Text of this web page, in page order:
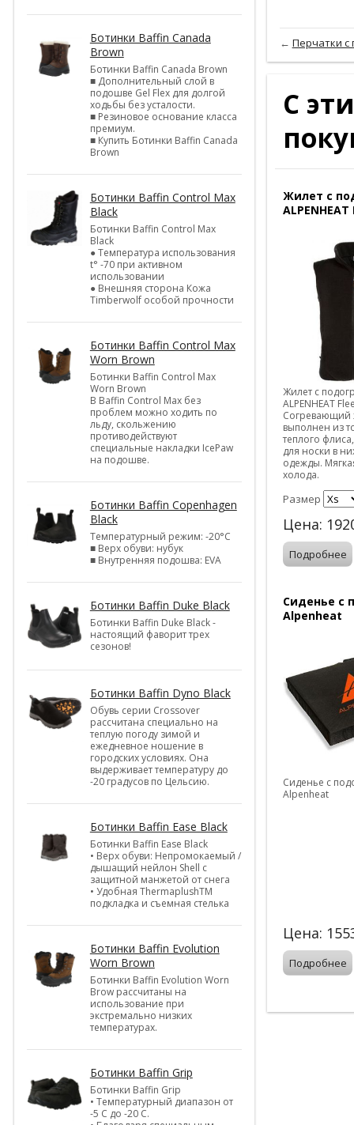
Ботинки Baffin Canada
Brown
Ботинки Baffin Canada Brown
■ Дополнительный слой в
подошве Gel Flex для долгой
ходьбы без усталости.
■ Резиновое основание класса
премиум.
■ Купить Ботинки Baffin Canada
Brown
Ботинки Baffin Control Max
Black
Ботинки Baffin Control Max
Black
● Температура использования
t° -70 при активном
использовании
● Внешняя сторона Кожа
Timberwolf особой прочности
Ботинки Baffin Control Max
Worn Brown
Ботинки Baffin Control Max
Worn Brown
В Baffin Control Max без
проблем можно ходить по
льду, скольжению
противодействуют
специальные накладки IcePaw
на подошве.
Ботинки Baffin Copenhagen
Black
Температурный режим: -20°С
■ Верх обуви: нубук
■ Внутренняя подошва: EVA
Ботинки Baffin Duke Black
Ботинки Baffin Duke Black -
настоящий фаворит трех
сезонов!
Ботинки Baffin Dyno Black
Обувь серии Crossover
рассчитана специально на
теплую погоду зимой и
ежедневное ношение в
городских условиях. Она
выдерживает температуру до
-20 градусов по Цельсию.
Ботинки Baffin Ease Black
Ботинки Baffin Ease Black
• Верх обуви: Непромокаемый /
дышащий нейлон Shell c
защитной манжетой от снега
• Удобная ThermaplushTM
подкладка и съемная стелька
Ботинки Baffin Evolution
Worn Brown
Ботинки Baffin Evolution Worn
Brow рассчитаны на
использование при
экстремально низких
температурах.
Ботинки Baffin Grip
Ботинки Baffin Grip
• Температурный диапазон от
-5 С до -20 С.
← Перчатки с
С
Жилет с
Жилет с
ALPENHEAT
Согревающий
выполнен из
теплого
для носки в
одежды.
холода.
Размер
Цена:
Подробнее
Сиденье с
Alpenheat
Сиденье с
Alpenheat
Цена:
Подробнее